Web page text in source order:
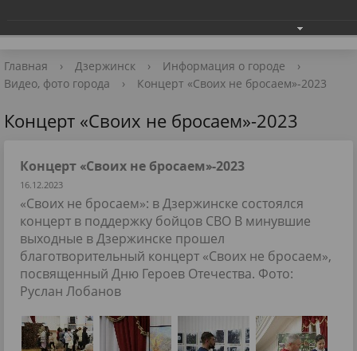
Главная › Дзержинск › Информация о городе
›
Видео, фото города
› Концерт «Своих не бросаем»-2023
Концерт «Своих не бросаем»-2023
Концерт «Своих не бросаем»-2023
16.12.2023
«Своих не бросаем»: в Дзержинске состоялся
концерт в поддержку бойцов СВО В минувшие
выходные в Дзержинске прошел
благотворительный концерт «Своих не бросаем»,
посвященный Дню Героев Отечества. Фото:
Руслан Лобанов